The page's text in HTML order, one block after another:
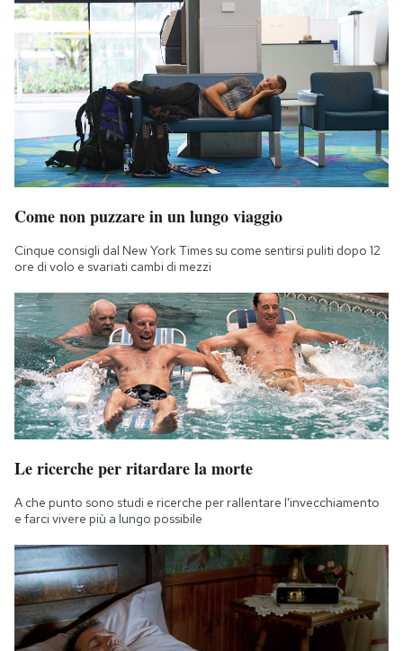
Come non puzzare in un lungo viaggio
Cinque consigli dal New York Times su come sentirsi puliti dopo 12
ore di volo e svariati cambi di mezzi
Le ricerche per ritardare la morte
A che punto sono studi e ricerche per rallentare l'invecchiamento
e farci vivere più a lungo possibile